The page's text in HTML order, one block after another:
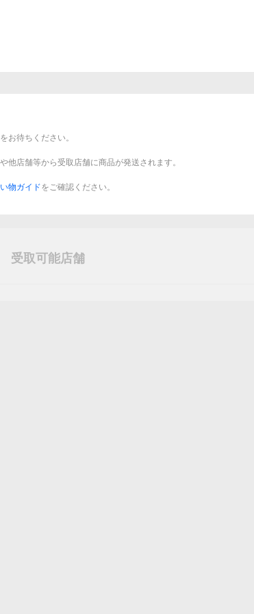
お待ちください。
店舗等から受取店舗に商品が発送されます。
物ガイドをご確認ください。
受取可能店舗